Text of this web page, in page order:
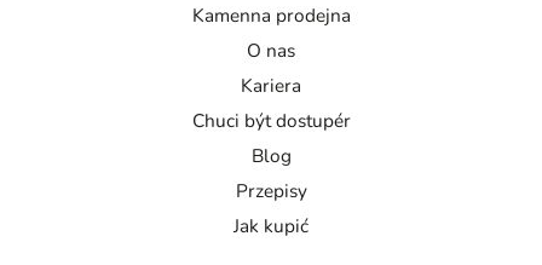
Kamenna prodejna
O nas
Kariera
Chuci být dostupér
Blog
Przepisy
Jak kupić